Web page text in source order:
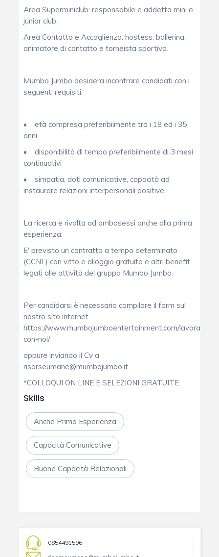
Area Superminiclub: responsabile e addetta mini e
junior club.
Area Contatto e Accoglienza: hostess, ballerina,
animatore di contatto e torneista sportivo.
Mumbo Jumbo desidera incontrare candidati con i
seguenti requisiti:
• età compresa preferibilmente tra i 18 ed i 35
anni
• disponibilità di tempo preferibilmente di 3 mesi
continuativi
• simpatia, doti comunicative, capacità ad
instaurare relazioni interpersonali positive
La ricerca è rivolta ad ambosessi anche alla prima
esperienza.
E' previsto un contratto a tempo determinato
(CCNL) con vitto e alloggio gratuito e altri benefit
legati alle attività del gruppo Mumbo Jumbo.
Per candidarsi è necessario compilare il form sul
nostro sito internet
https://www.mumbojumboentertainment.com/lavora-
con-noi/
oppure inviando il Cv a
risorseumane@mumbojumbo.it
*COLLOQUI ON LINE E SELEZIONI GRATUITE.
Skills
Anche Prima Esperienza
Capacità Comunicative
Buone Capacità Relazionali
0854491596